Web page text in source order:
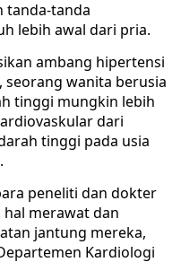
tanda-tanda
lebih awal dari pria.
ambang hipertensi
seorang wanita berusia
tinggi mungkin lebih
dari
tinggi pada usia
peneliti dan dokter
merawat dan
jantung mereka,
Kardiologi